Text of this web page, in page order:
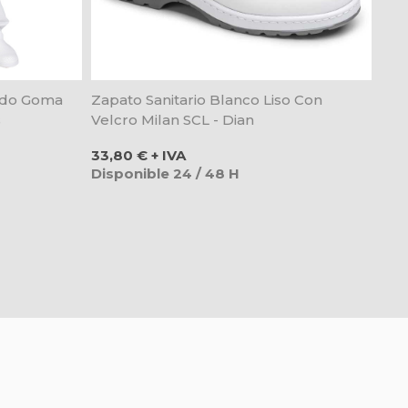
Goma
Zapato Sanitario Blanco Liso Con
Velcro Milan SCL - Dian
Precio
33,80 € + IVA
Disponible 24 / 48 H